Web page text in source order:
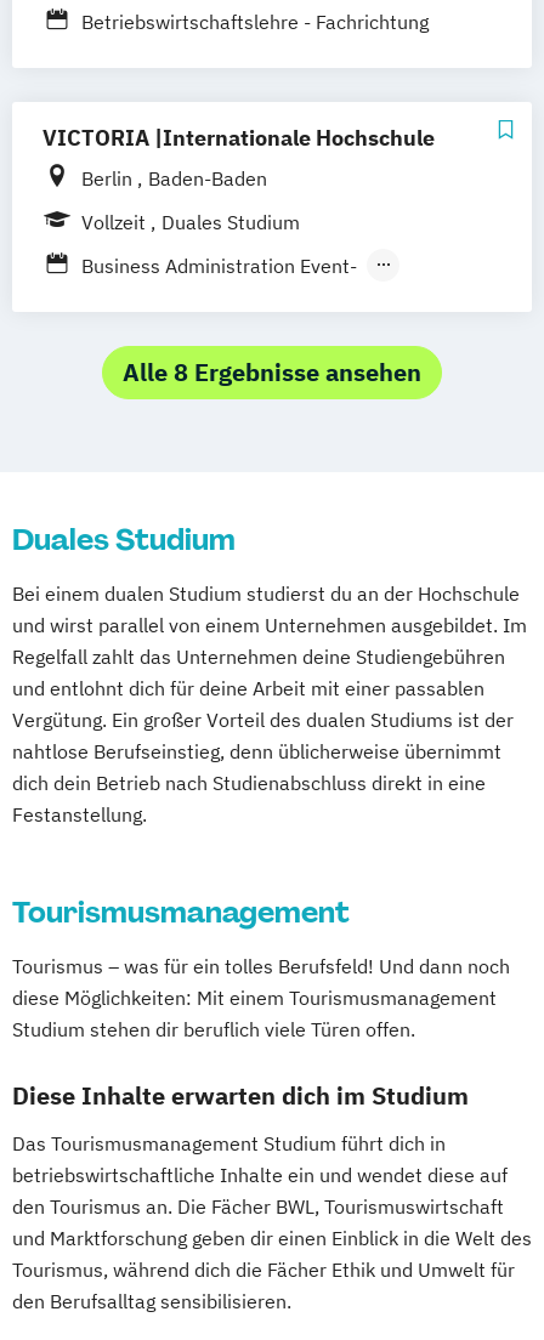
Online-Campus
Betriebswirtschaftslehre - Fachrichtung
VICTORIA |Internationale Hochschule
Berlin
Baden-Baden
Vollzeit
Duales Studium
Business Administration Event-
Tourismusmanagement
Alle 8 Ergebnisse ansehen
Duales Studium
Bei einem dualen Studium studierst du an der Hochschule
und wirst parallel von einem Unternehmen ausgebildet. Im
Regelfall zahlt das Unternehmen deine Studiengebühren
und entlohnt dich für deine Arbeit mit einer passablen
Vergütung. Ein großer Vorteil des dualen Studiums ist der
nahtlose Berufseinstieg, denn üblicherweise übernimmt
dich dein Betrieb nach Studienabschluss direkt in eine
Festanstellung.
Tourismusmanagement
Tourismus – was für ein tolles Berufsfeld! Und dann noch
diese Möglichkeiten: Mit einem Tourismusmanagement
Studium stehen dir beruflich viele Türen offen.
Diese Inhalte erwarten dich im Studium
Das Tourismusmanagement Studium führt dich in
betriebswirtschaftliche Inhalte ein und wendet diese auf
den Tourismus an. Die Fächer BWL, Tourismuswirtschaft
und Marktforschung geben dir einen Einblick in die Welt des
Tourismus, während dich die Fächer Ethik und Umwelt für
den Berufsalltag sensibilisieren.